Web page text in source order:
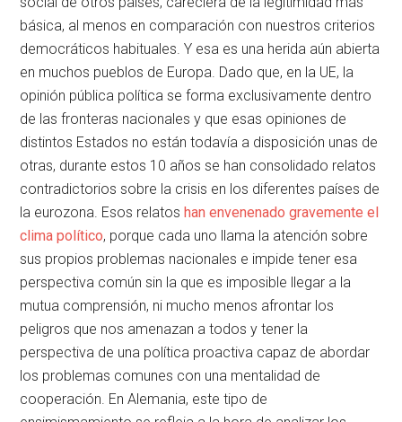
básica, al menos en comparación con nuestros criterios
democráticos habituales. Y esa es una herida aún abierta
en muchos pueblos de Europa. Dado que, en la UE, la
opinión pública política se forma exclusivamente dentro
de las fronteras nacionales y que esas opiniones de
distintos Estados no están todavía a disposición unas de
otras, durante estos 10 años se han consolidado relatos
contradictorios sobre la crisis en los diferentes países de
la eurozona. Esos relatoshan envenenado gravemente el
clima político, porque cada uno llama la atención sobre
sus propios problemas nacionales e impide tener esa
perspectiva común sin la que es imposible llegar a la
mutua comprensión, ni mucho menos afrontar los
peligros que nos amenazan a todos y tener la
perspectiva de una política proactiva capaz de abordar
los problemas comunes con una mentalidad de
cooperación. En Alemania, este tipo de